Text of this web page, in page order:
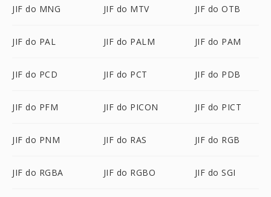
JIF do MNG JIF do MTV JIF do OTB
JIF do PAL JIF do PALM JIF do PAM
JIF do PCD JIF do PCT JIF do PDB
JIF do PFM JIF do PICON JIF do PICT
JIF do PNM JIF do RAS JIF do RGB
JIF do RGBA JIF do RGBO JIF do SGI